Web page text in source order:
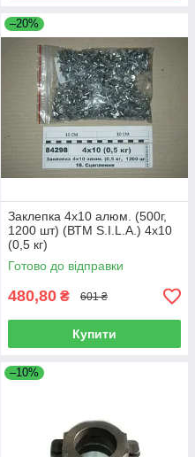
–20%
Заклепка 4х10 алюм. (500г,
1200 шт) (ВТМ S.I.L.A.) 4х10
(0,5 кг)
Готово до відправки
480,80 ₴ 601 ₴
Купити
–10%